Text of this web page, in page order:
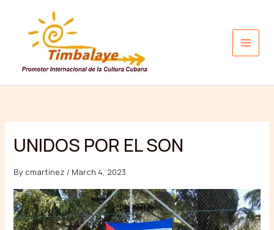
content
UNIDOS POR EL SON
By cmartinez / March 4, 2023